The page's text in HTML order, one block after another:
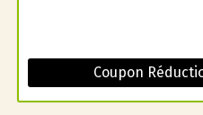
Coupon